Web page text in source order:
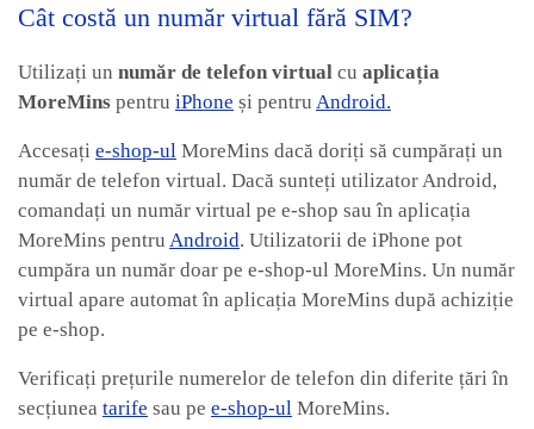
Cât costă un număr virtual fără SIM?
Utilizați un număr de telefon virtual cu aplicația
MoreMins pentru iPhone și pentru Android.
Accesați e-shop-ul MoreMins dacă doriți să cumpărați un
număr de telefon virtual. Dacă sunteți utilizator Android,
comandați un număr virtual pe e-shop sau în aplicația
MoreMins pentru Android. Utilizatorii de iPhone pot
cumpăra un număr doar pe e-shop-ul MoreMins. Un număr
virtual apare automat în aplicația MoreMins după achiziție
pe e-shop.
Verificați prețurile numerelor de telefon din diferite țări în
secțiunea tarife sau pe e-shop-ul MoreMins.